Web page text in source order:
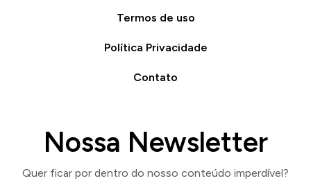
Termos de uso
Política Privacidade
Contato
Nossa Newsletter
Quer ficar por dentro do nosso conteúdo imperdível?